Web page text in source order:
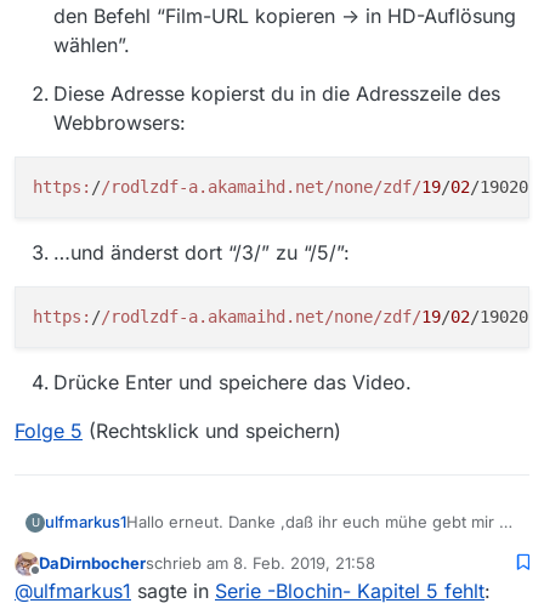
den Befehl “Film-URL kopieren -> in HD-Auflösung
wählen”.
Diese Adresse kopierst du in die Adresszeile des
Webbrowsers:
https: //rodlzdf-a.akamaihd.net/none/zdf/19/02/
…und änderst dort “/3/” zu “/5/”:
https: //rodlzdf-a.akamaihd.net/none/zdf/19/02/
Drücke Enter und speichere das Video.
Folge 5 (Rechtsklick und speichern)
U ulfmarkus1Hallo erneut. Danke ,daß ihr euch mühe gebt mir zu
Leider waren die letzten beiden Tipps nicht
hilfreich, da ich die neueste Version von Mediathek
Offline
DaDirnbocherschrieb am 8. Feb. 2019, 21:58
zuletzt editiert von
@ulfmarkus1 sagte in Serie -Blochin- Kapitel 5 fehlt: